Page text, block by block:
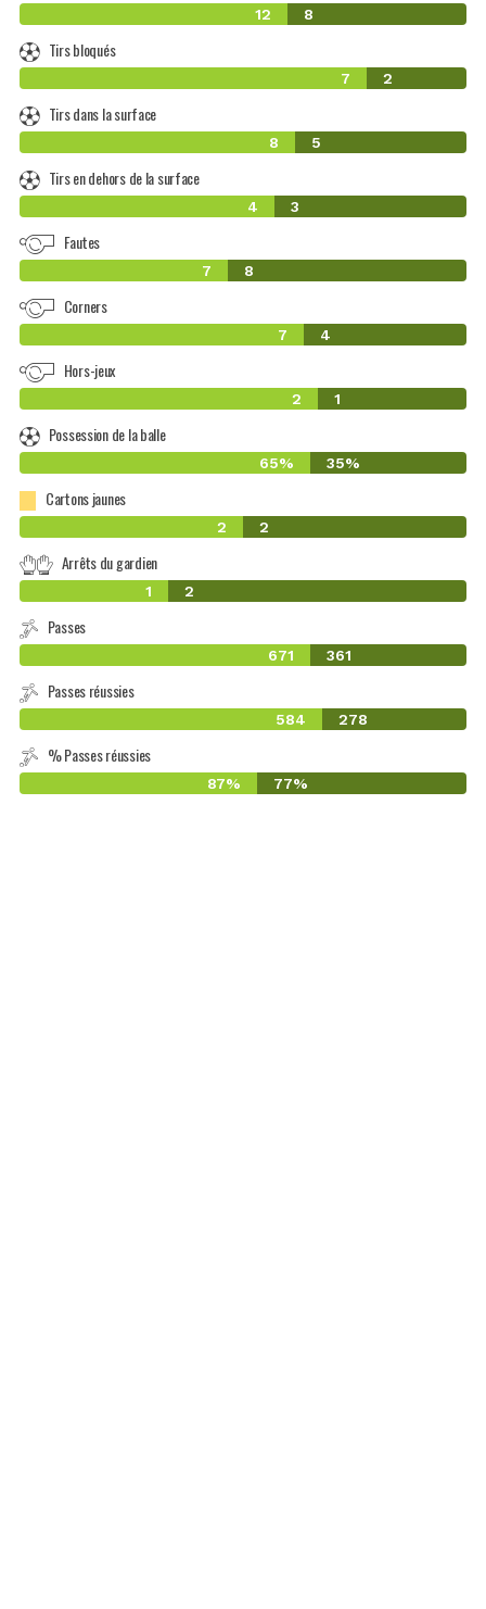
12 8
Tirs bloqués
7 2
Tirs dans la surface
8 5
Tirs en dehors de la surface
4 3
Fautes
7 8
Corners
7 4
Hors-jeux
2 1
Possession de la balle
65% 35%
Cartons jaunes
2 2
Arrêts du gardien
1 2
Passes
671 361
Passes réussies
584 278
% Passes réussies
87% 77%